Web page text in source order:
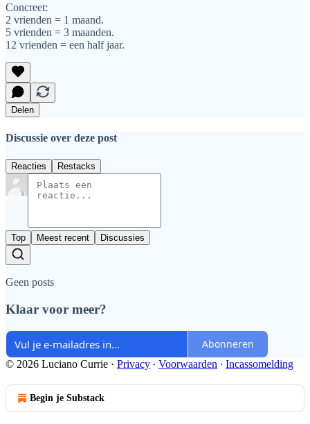
Concreet:
2 vrienden = 1 maand.
5 vrienden = 3 maanden.
12 vrienden = een half jaar.
Delen
Discussie over deze post
Reacties Restacks
Top Meest recent Discussies
Geen posts
Klaar voor meer?
Abonneren
© 2026 Luciano Currie · Privacy ∙ Voorwaarden ∙ Incassomelding
Begin je Substack